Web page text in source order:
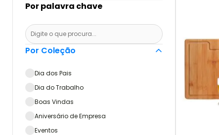
Por palavra chave
Por Coleção
Dia dos Pais
Dia do Trabalho
Boas Vindas
Aniversário de Empresa
Eventos